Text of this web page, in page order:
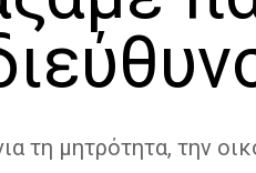
τη μητρότητα, την